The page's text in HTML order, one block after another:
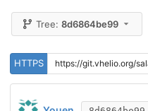
Tree:8d6864be99
HTTPS